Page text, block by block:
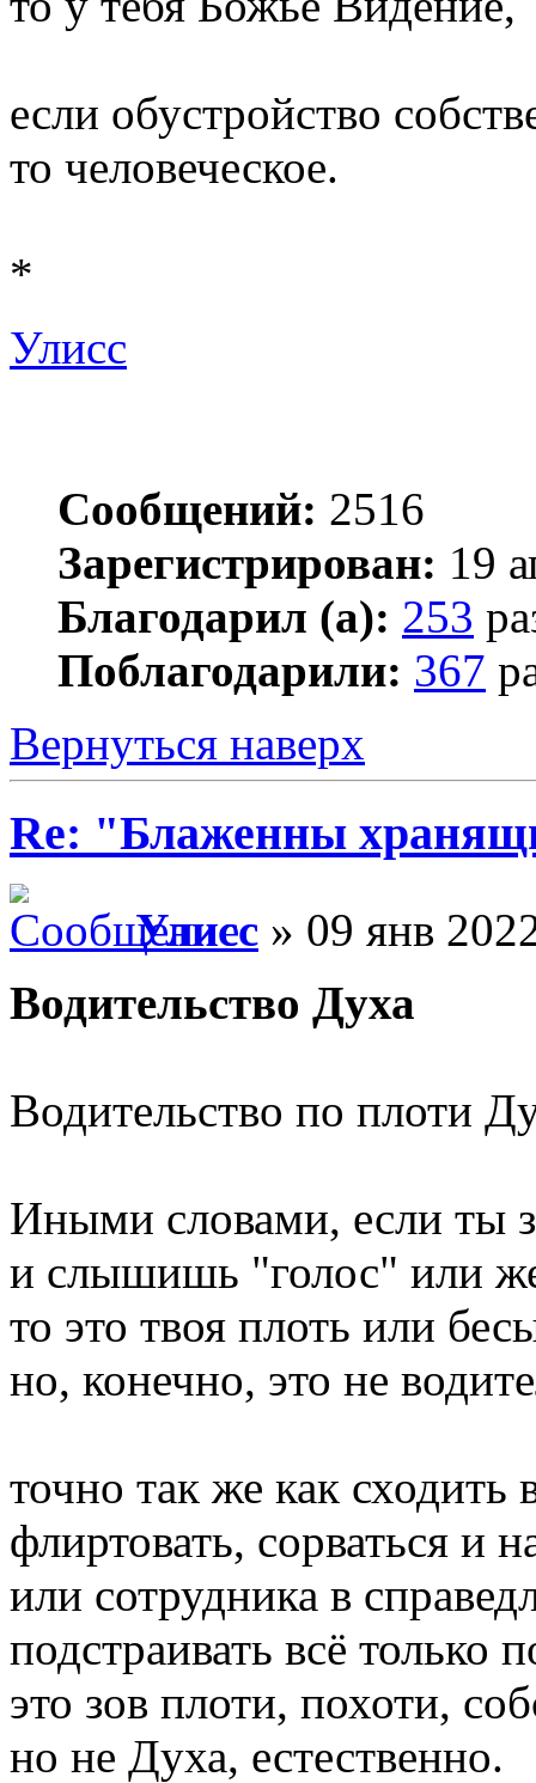
если обустройство
то человеческое.
*
Улисс
Сообщений: 2516
Зарегистрирован: 19
Благодарил (а): 253
Поблагодарили: 367
Вернуться наверх
Re: "Блаженны
Улисс » 09 янв
Водительство Духа
Водительство по плоти
Иными словами, если ты
и слышишь "голос" или
то это твоя плоть или
но, конечно, это не
точно так же как сходить
флиртовать, сорваться и
или сотрудника в
подстраивать всё только
это зов плоти, похоти,
но не Духа, естественно.